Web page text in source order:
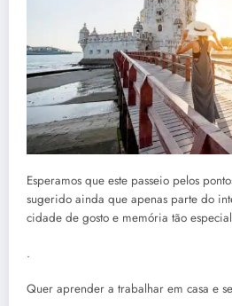
Esperamos que este passeio pelos
sugerido ainda que apenas parte do
cidade de gosto e memória tão
.
Quer aprender a trabalhar em casa e